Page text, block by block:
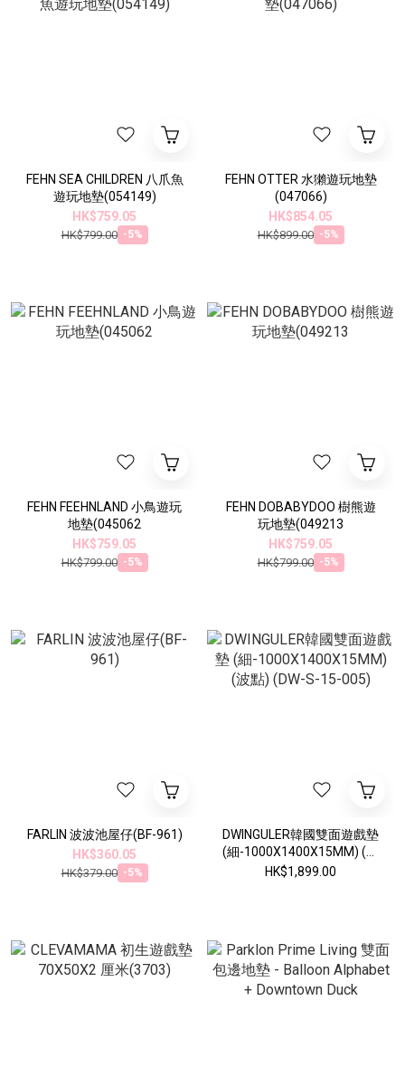
FEHN SEA CHILDREN 八爪魚
遊玩地墊(054149)
HK$759.05
HK$799.00 -5%
FEHN OTTER 水獺遊玩地墊
(047066)
HK$854.05
HK$899.00 -5%
FEHN FEEHNLAND 小鳥遊玩
地墊(045062
HK$759.05
HK$799.00 -5%
FEHN DOBABYDOO 樹熊遊
玩地墊(049213
HK$759.05
HK$799.00 -5%
FARLIN 波波池屋仔(BF-961)
HK$360.05
HK$379.00 -5%
DWINGULER韓國雙面遊戲墊
(細-1000X1400X15MM) (波
點) (DW-S-15-005)
HK$1,899.00